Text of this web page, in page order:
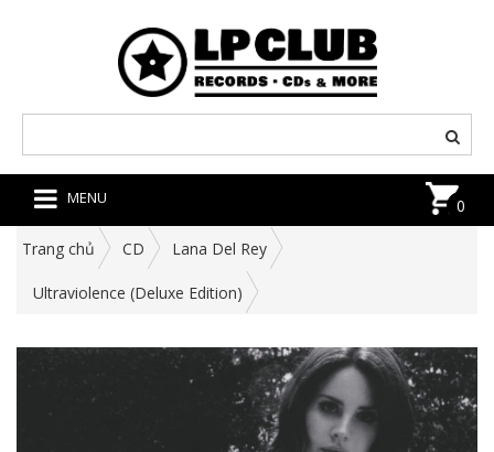
MENU 0
Trang chủ CD Lana Del Rey
Ultraviolence (Deluxe Edition)